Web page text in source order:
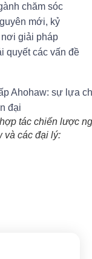
chăm sóc
mới, kỷ
nơi giải pháp
quyết các vấn đề
tác chiến lược
và các đại lý: